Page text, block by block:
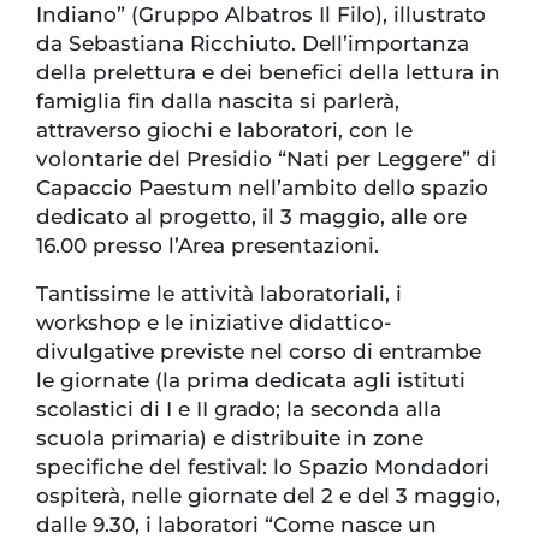
Indiano” (Gruppo Albatros Il Filo), illustrato
da Sebastiana Ricchiuto. Dell’importanza
della prelettura e dei benefici della lettura in
famiglia fin dalla nascita si parlerà,
attraverso giochi e laboratori, con le
volontarie del Presidio “Nati per Leggere” di
Capaccio Paestum nell’ambito dello spazio
dedicato al progetto, il 3 maggio, alle ore
16.00 presso l’Area presentazioni.
Tantissime le attività laboratoriali, i
workshop e le iniziative didattico-
divulgative previste nel corso di entrambe
le giornate (la prima dedicata agli istituti
scolastici di I e II grado; la seconda alla
scuola primaria) e distribuite in zone
specifiche del festival: lo Spazio Mondadori
ospiterà, nelle giornate del 2 e del 3 maggio,
dalle 9.30, i laboratori “Come nasce un